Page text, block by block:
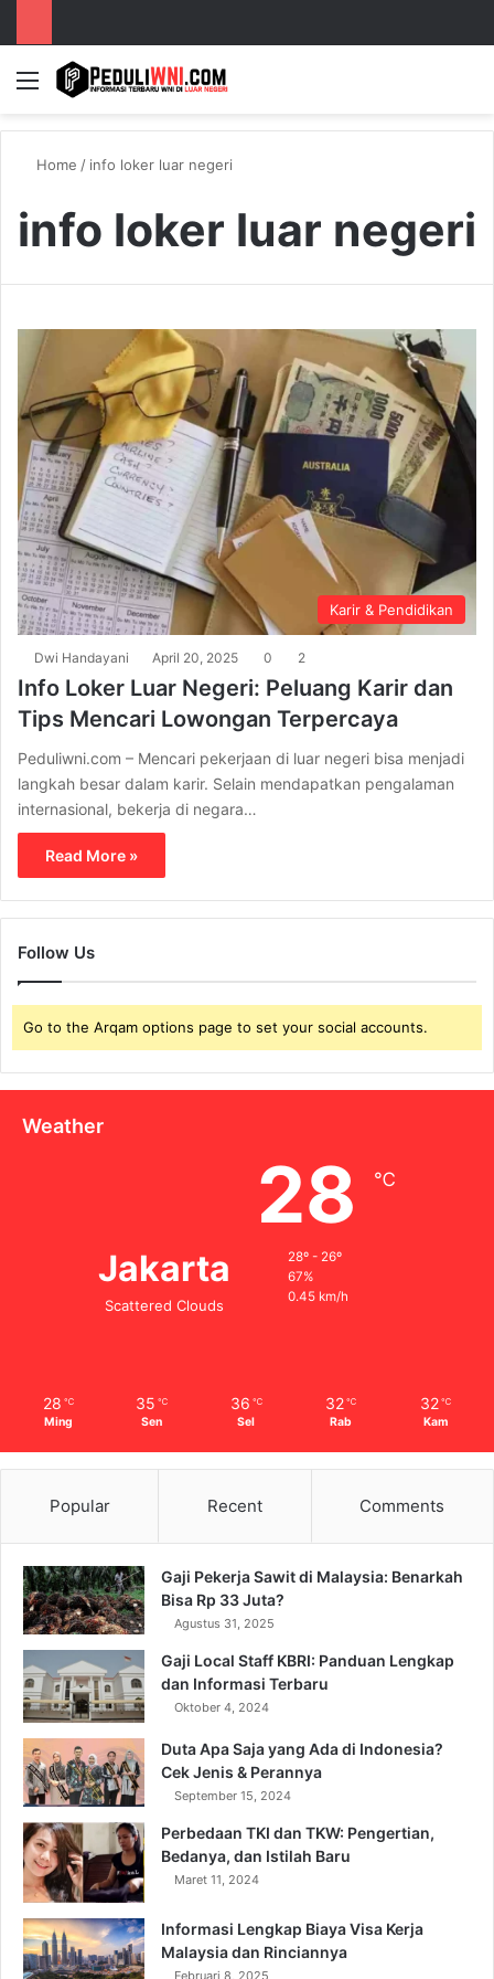
Menu
Home / info loker luar negeri
info loker luar negeri
Karir & Pendidikan
Dwi Handayani April 20, 2025 0 2
Info Loker Luar Negeri: Peluang Karir dan
Tips Mencari Lowongan Terpercaya
Peduliwni.com – Mencari pekerjaan di luar negeri bisa menjadi
langkah besar dalam karir. Selain mendapatkan pengalaman
internasional, bekerja di negara…
Read More »
Follow Us
Go to the Arqam options page to set your social accounts.
Weather
Jakarta
Scattered Clouds
28 ℃
28º - 26º
67%
0.45 km/h
28 ℃
Ming
35 ℃
Sen
36 ℃
Sel
32 ℃
Rab
32 ℃
Kam
Popular Recent Comments
Gaji Pekerja Sawit di Malaysia: Benarkah
Bisa Rp 33 Juta?
Agustus 31, 2025
Gaji Local Staff KBRI: Panduan Lengkap
dan Informasi Terbaru
Oktober 4, 2024
Duta Apa Saja yang Ada di Indonesia?
Cek Jenis & Perannya
September 15, 2024
Perbedaan TKI dan TKW: Pengertian,
Bedanya, dan Istilah Baru
Maret 11, 2024
Informasi Lengkap Biaya Visa Kerja
Malaysia dan Rinciannya
Februari 8, 2025